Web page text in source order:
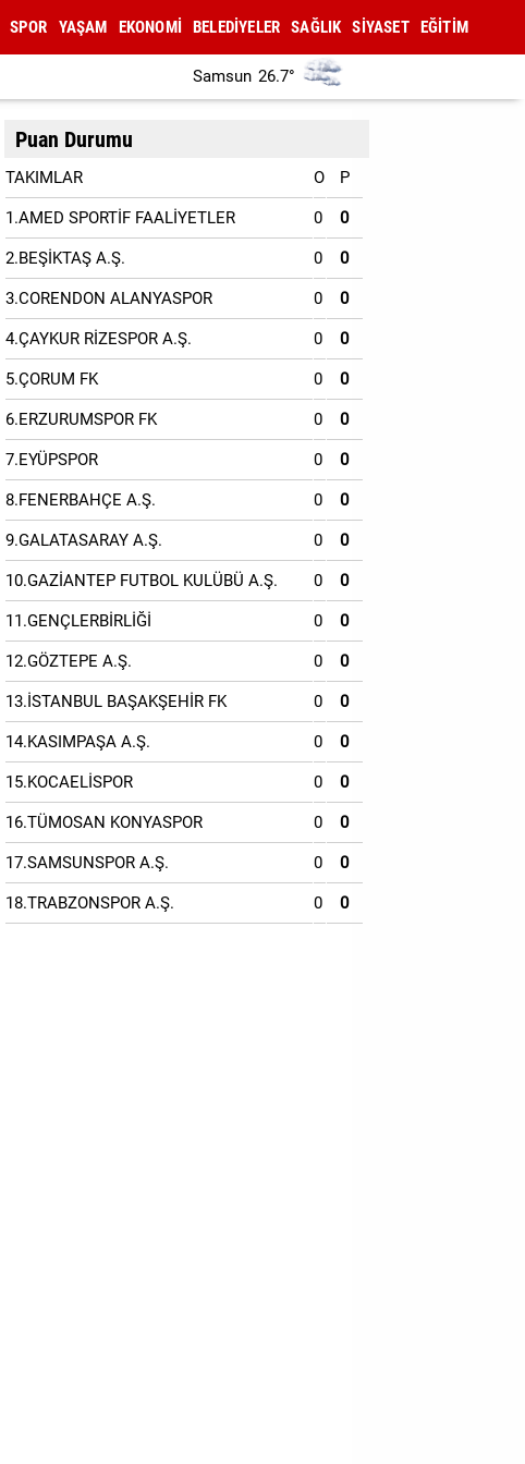
SPOR YAŞAM EKONOMİ BELEDİYELER SAĞLIK SİYASET EĞİTİM
Samsun 26.7°
Puan Durumu
TAKIMLAR O P
1.AMED SPORTİF FAALİYETLER 0 0
2.BEŞİKTAŞ A.Ş. 0 0
3.CORENDON ALANYASPOR 0 0
4.ÇAYKUR RİZESPOR A.Ş. 0 0
5.ÇORUM FK 0 0
6.ERZURUMSPOR FK 0 0
7.EYÜPSPOR 0 0
8.FENERBAHÇE A.Ş. 0 0
9.GALATASARAY A.Ş. 0 0
10.GAZİANTEP FUTBOL KULÜBÜ A.Ş. 0 0
11.GENÇLERBİRLİĞİ 0 0
12.GÖZTEPE A.Ş. 0 0
13.İSTANBUL BAŞAKŞEHİR FK 0 0
14.KASIMPAŞA A.Ş. 0 0
15.KOCAELİSPOR 0 0
16.TÜMOSAN KONYASPOR 0 0
17.SAMSUNSPOR A.Ş. 0 0
18.TRABZONSPOR A.Ş. 0 0